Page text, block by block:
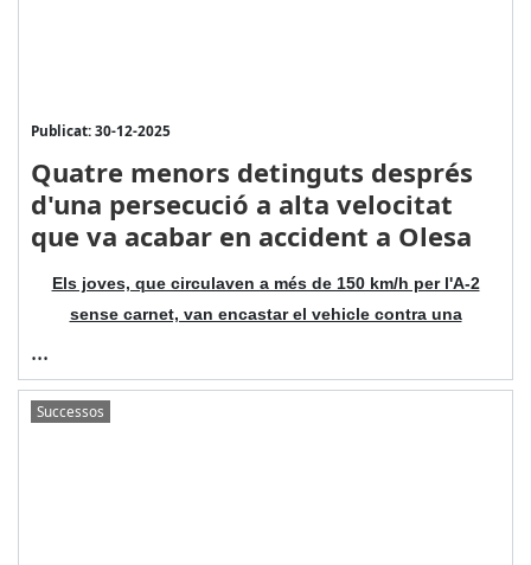
Publicat: 30-12-2025
Quatre menors detinguts després
d'una persecució a alta velocitat
que va acabar en accident a Olesa
Els joves, que circulaven a més de 150 km/h per l'A-2
sense carnet, van encastar el vehicle contra una
...
Successos